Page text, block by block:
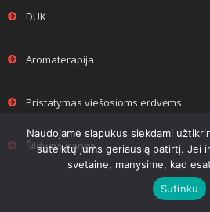
DUK
Aromaterapija
Pristatymas viešosioms erdvėms
Šildymo įranga
Naudojame slapukus siekdami
suteiktų jums geriausią patirtį. Jei
svetaine, manysime, kad
Sutinku